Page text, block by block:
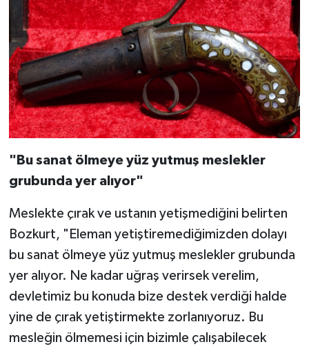
"Bu sanat ölmeye yüz yutmuş meslekler
grubunda yer alıyor"
Meslekte çırak ve ustanın yetişmediğini belirten
Bozkurt, "Eleman yetiştiremediğimizden dolayı
bu sanat ölmeye yüz yutmuş meslekler grubunda
yer alıyor. Ne kadar uğraş verirsek verelim,
devletimiz bu konuda bize destek verdiği halde
yine de çırak yetiştirmekte zorlanıyoruz. Bu
mesleğin ölmemesi için bizimle çalışabilecek